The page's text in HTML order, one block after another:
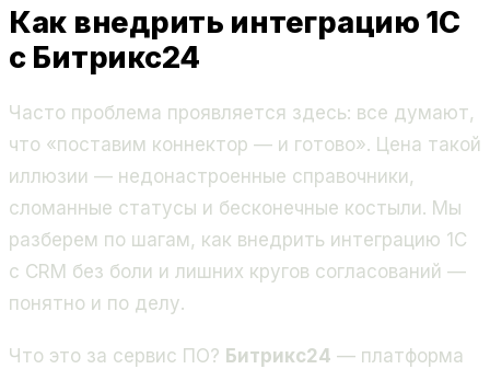
Как внедрить интеграцию 1С
с Битрикс24
Часто проблема проявляется здесь: все думают,
что «поставим коннектор — и готово». Цена такой
иллюзии — недонастроенные справочники,
сломанные статусы и бесконечные костыли. Мы
разберем по шагам, как внедрить интеграцию 1С
с CRM без боли и лишних кругов согласований —
понятно и по делу.
Что это за сервис ПО? Битрикс24 — платформа